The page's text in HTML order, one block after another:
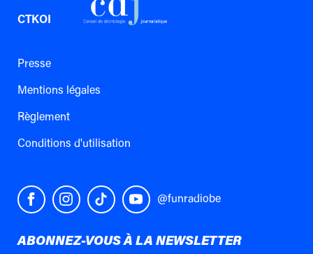
CTKOI
Presse
Mentions légales
Règlement
Conditions d'utilisation
@funradiobe
ABONNEZ-VOUS À LA NEWSLETTER